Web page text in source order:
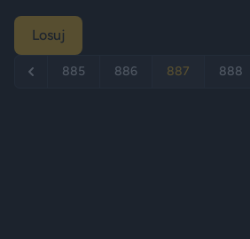
Losuj
885 886 887 888